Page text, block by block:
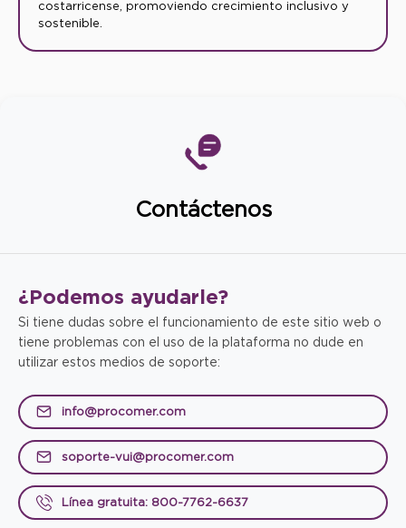
costarricense, promoviendo crecimiento inclusivo y
sostenible.
Contáctenos
¿Podemos ayudarle?
Si tiene dudas sobre el funcionamiento de este sitio web o
tiene problemas con el uso de la plataforma no dude en
utilizar estos medios de soporte:
info@procomer.com
soporte-vui@procomer.com
Línea gratuita: 800-7762-6637